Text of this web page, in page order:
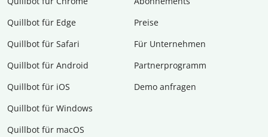
Quillbot für Edge
Quillbot für Safari
Quillbot für Android
Quillbot für iOS
Quillbot für Windows
Quillbot für macOS
Preise
Für Unternehmen
Partnerprogramm
Demo anfragen